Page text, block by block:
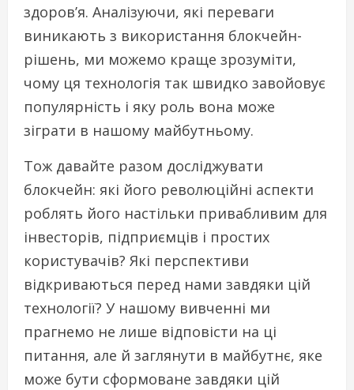
здоров’я. Аналізуючи, які переваги
виникають з використання блокчейн-
рішень, ми можемо краще зрозуміти,
чому ця технологія так швидко завойовує
популярність і яку роль вона може
зіграти в нашому майбутньому.
Тож давайте разом досліджувати
блокчейн: які його революційні аспекти
роблять його настільки привабливим для
інвесторів, підприємців і простих
користувачів? Які перспективи
відкриваються перед нами завдяки цій
технології? У нашому вивченні ми
прагнемо не лише відповісти на ці
питання, але й заглянути в майбутнє, яке
може бути сформоване завдяки цій